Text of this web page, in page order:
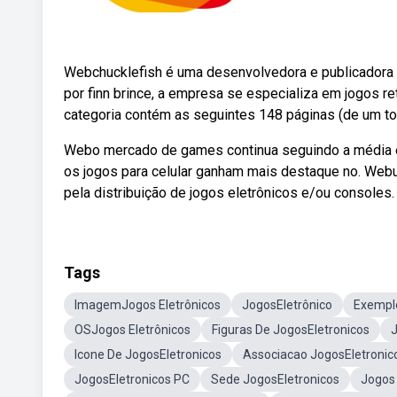
Webchucklefish é uma desenvolvedora e
por finn brince, a empresa se especializa em jogos
categoria contém as seguintes 148 páginas (de um
Webo mercado de games continua seguindo a
os jogos para celular ganham mais destaque no.
pela distribuição de jogos eletrônicos e/ou consoles.
Tags
ImagemJogos Eletrônicos JogosEletrônico
OSJogos Eletrônicos
Figuras De JogosEletronicos
Icone De JogosEletronicos
Associacao
JogosEletronicos PC
Sede JogosEletronicos Jogos